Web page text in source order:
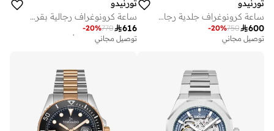
تورنيدو
ساعة كرونوغراف جلدية رجالية - - مم
600
750
-20%
توصيل مجاني
تورنيدو
ساعة كرونوغراف رجالية بقرص أبيض
616
770
-20%
أفضل سعر لهذا العام
توصيل مجاني
أفضل سعر لهذا العام